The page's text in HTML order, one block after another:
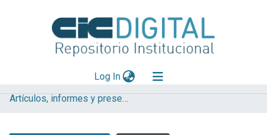
Log In(current)
Explorar
Artículos, informes y presentaciones en Congresos CESGI